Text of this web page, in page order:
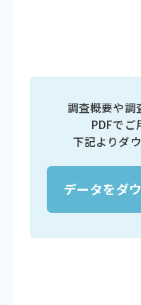
調査概要や調
PDFでご
下記よりダ
データをダ